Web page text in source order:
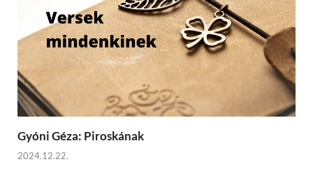
Gyóni Géza: Piroskának
2024.12.22.